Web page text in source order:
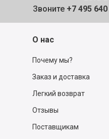
Звоните +7 495
О нас
Почему мы?
Заказ и доставка
Легкий возврат
Отзывы
Поставщикам